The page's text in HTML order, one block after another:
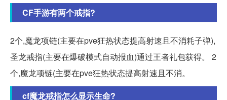
CF手游有两个戒指?
2个,魔龙项链(主要在pve狂热状态提高射速且不消耗子弹),
圣龙戒指(主要在爆破模式自动报血)通过王者礼包获得。 2
个,魔龙项链(主要在pve狂热状态提高射速且不消。
cf魔龙戒指怎么显示生命?